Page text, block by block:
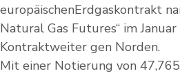
europäischenErdgaskontrakt
Natural Gas Futures“ im
Kontraktweiter gen Norden.
Mit einer Notierung von